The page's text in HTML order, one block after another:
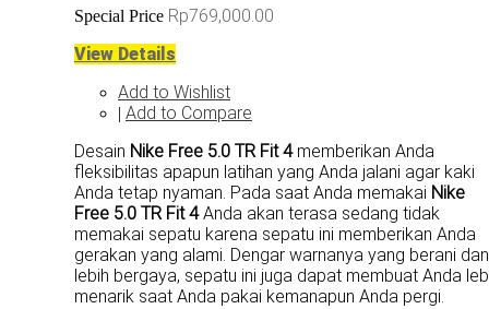
Special Price Rp769,000.00
View Details
Add to Wishlist
| Add to Compare
Desain Nike Free 5.0 TR Fit 4 memberikan Anda
fleksibilitas apapun latihan yang Anda jalani agar kaki
Anda tetap nyaman. Pada saat Anda memakai Nike
Free 5.0 TR Fit 4Anda akan terasa sedang tidak
memakai sepatu karena sepatu ini memberikan Anda
gerakan yang alami. Dengar warnanya yang berani dan
lebih bergaya, sepatu ini juga dapat membuat Anda
menarik saat Anda pakai kemanapun Anda pergi.